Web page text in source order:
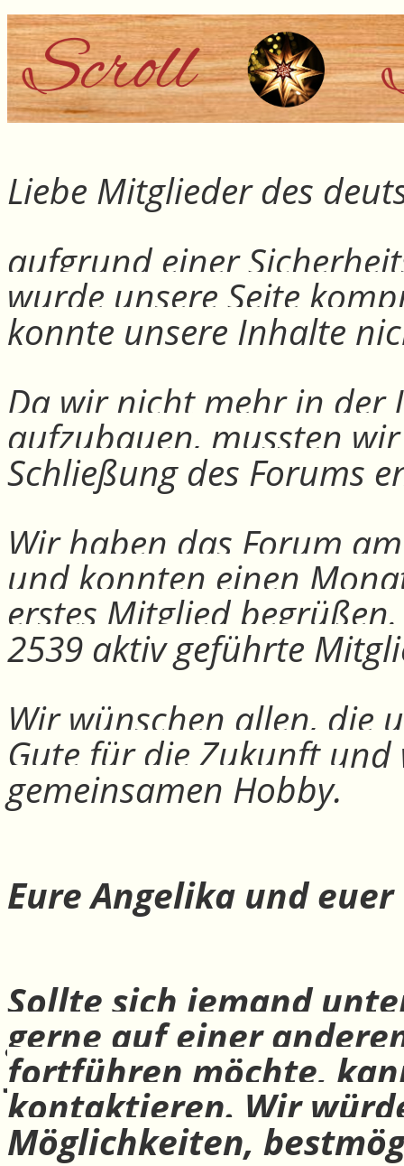
Liebe Mitglieder des
aufgrund einer
wurde unsere Seite
konnte unsere Inhalte
Da wir nicht mehr in der
aufzubauen, mussten
Schließung des Forums
Wir haben das Forum
und konnten einen
erstes Mitglied
2539 aktiv geführte
Wir wünschen allen, die
Gute für die Zukunft
gemeinsamen Hobby.
Eure Angelika und
Sollte sich jemand
gerne auf einer
fortführen möchte,
kontaktieren. Wir
Möglichkeiten,